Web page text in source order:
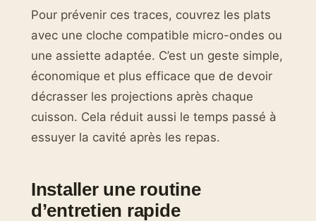
Pour prévenir ces traces, couvrez les plats
avec une cloche compatible micro-ondes ou
une assiette adaptée. C’est un geste simple,
économique et plus efficace que de devoir
décrasser les projections après chaque
cuisson. Cela réduit aussi le temps passé à
essuyer la cavité après les repas.
Installer une routine
d’entretien rapide